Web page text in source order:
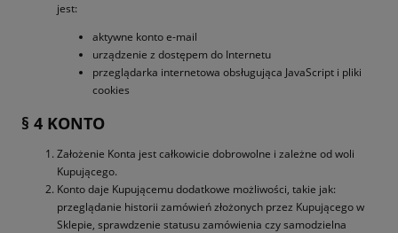
jest:
aktywne konto e-mail
urządzenie z dostępem do Internetu
przeglądarka internetowa obsługująca JavaScript i pliki
cookies
§ 4 KONTO
Założenie Konta jest całkowicie dobrowolne i zależne od woli
Kupującego.
Konto daje Kupującemu dodatkowe możliwości, takie jak:
przeglądanie historii zamówień złożonych przez Kupującego w
Sklepie, sprawdzenie statusu zamówienia czy samodzielna